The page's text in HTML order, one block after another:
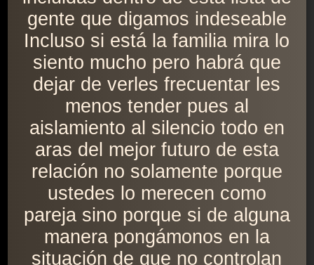
gente que digamos indeseable
Incluso si está la familia mira lo
siento mucho pero habrá que
dejar de verles frecuentar les
menos tender pues al
aislamiento al silencio todo en
aras del mejor futuro de esta
relación no solamente porque
ustedes lo merecen como
pareja sino porque si de alguna
manera pongámonos en la
situación de que no controlan